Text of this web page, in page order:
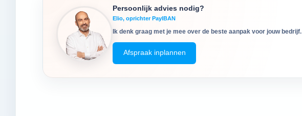
Persoonlijk advies nodig?
Elio, oprichter PayIBAN
Ik denk graag met je mee over de beste aanpak voor jouw bedrijf.
Afspraak inplannen